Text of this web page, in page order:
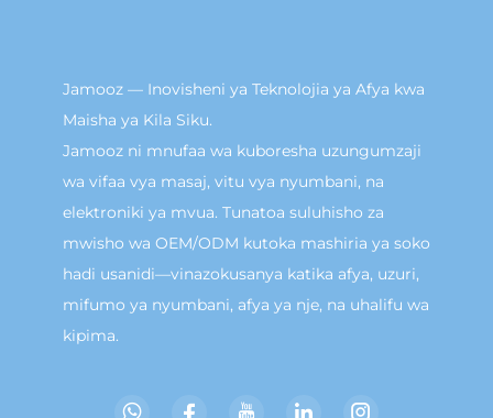
Jamooz — Inovisheni ya Teknolojia ya Afya kwa
Maisha ya Kila Siku.
Jamooz ni mnufaa wa kuboresha uzungumzaji
wa vifaa vya masaj, vitu vya nyumbani, na
elektroniki ya mvua. Tunatoa suluhisho za
mwisho wa OEM/ODM kutoka mashiria ya soko
hadi usanidi—vinazokusanya katika afya, uzuri,
mifumo ya nyumbani, afya ya nje, na uhalifu wa
kipima.